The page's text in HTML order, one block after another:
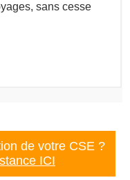
sans cesse
de votre CSE ?
ICI